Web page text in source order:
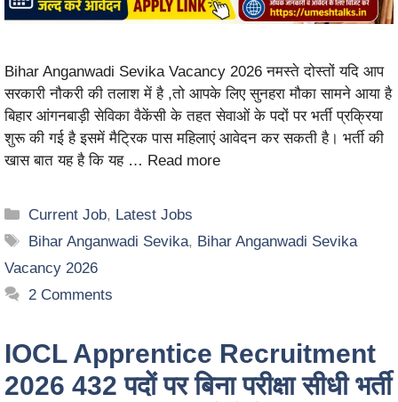
Bihar Anganwadi Sevika Vacancy 2026 नमस्ते दोस्तों यदि आप
सरकारी नौकरी की तलाश में है ,तो आपके लिए सुनहरा मौका सामने आया है
बिहार आंगनबाड़ी सेविका वैकेंसी के तहत सेवाओं के पदों पर भर्ती प्रक्रिया
शुरू की गई है इसमें मैट्रिक पास महिलाएं आवेदन कर सकती है। भर्ती की
खास बात यह है कि यह … Read more
Current Job, Latest Jobs
Bihar Anganwadi Sevika, Bihar Anganwadi Sevika
Vacancy 2026
2 Comments
IOCL Apprentice Recruitment
2026 432 पदों पर बिना परीक्षा सीधी भर्ती